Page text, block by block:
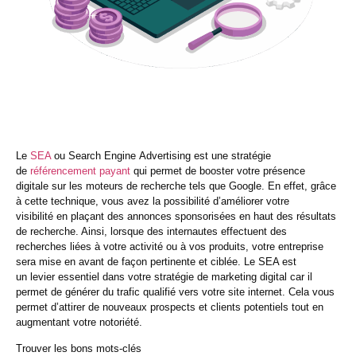
Le SEAou Search Engine Advertising est une stratégie
de référencement payant qui permet de booster votre présence
digitale sur les moteurs de recherche tels que Google. En effet, grâce
à cette technique, vous avez la possibilité d’améliorer votre
visibilité en plaçant des annonces sponsorisées en haut des résultats
de recherche. Ainsi, lorsque des internautes effectuent des
recherches liées à votre activité ou à vos produits, votre entreprise
sera mise en avant de façon pertinente et ciblée. Le SEA est
un levieressentiel dans votre stratégie de marketing digital car il
permet de générer du trafic qualifié vers votre site internet. Cela vous
permet d’attirer de nouveaux prospects et clients potentiels tout en
augmentant votre notoriété.
Trouver les bons mots-clés